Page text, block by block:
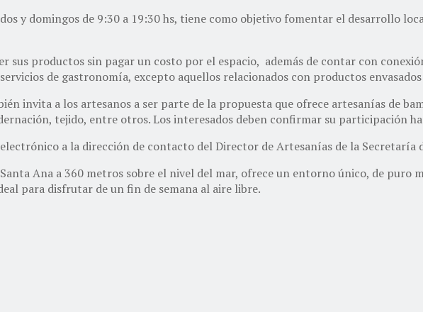
y domingos de 9:30 a 19:30 hs, tiene como objetivo fomentar el desarrollo
sus productos sin pagar un costo por el espacio, además de contar con
de gastronomía, excepto aquellos relacionados con productos
invita a los artesanos a ser parte de la propuesta que ofrece artesanías de
tejido, entre otros. Los interesados deben confirmar su participación
a la dirección de contacto del Director de Artesanías de la Secretaría
Ana a 360 metros sobre el nivel del mar, ofrece un entorno único, de puro
para disfrutar de un fin de semana al aire libre.